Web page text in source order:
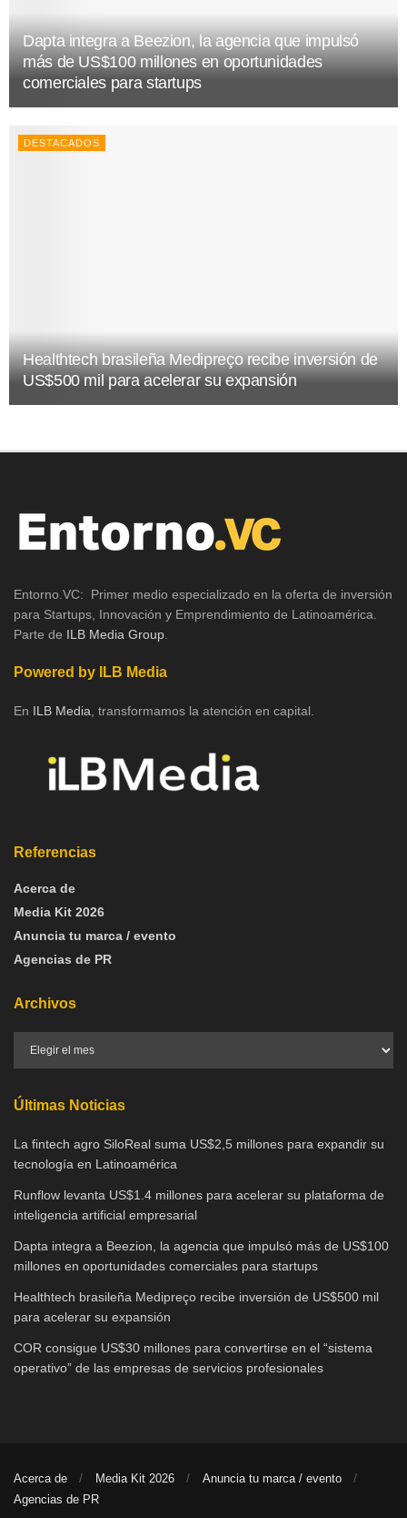
Dapta integra a Beezion, la agencia que impulsó
más de US$100 millones en oportunidades
comerciales para startups
DESTACADOS
Healthtech brasileña Medipreço recibe inversión de
US$500 mil para acelerar su expansión
Entorno.VC: Primer medio especializado en la oferta de inversión
para Startups, Innovación y Emprendimiento de Latinoamérica.
Parte de ILB Media Group
Powered by ILB Media
En ILB Media , transformamos la atención en capital.
Referencias
Acerca de
Media Kit 2026
Anuncia tu marca / evento
Agencias de PR
Archivos
Últimas Noticias
La fintech agro SiloReal suma US$2,5 millones para expandir su
tecnología en Latinoamérica
Runflow levanta US$1.4 millones para acelerar su plataforma de
inteligencia artificial empresarial
Dapta integra a Beezion, la agencia que impulsó más de US$100
millones en oportunidades comerciales para startups
Healthtech brasileña Medipreço recibe inversión de US$500 mil
para acelerar su expansión
COR consigue US$30 millones para convertirse en el “sistema
operativo” de las empresas de servicios profesionales
Acerca de Media Kit 2026
Anuncia tu marca / evento
Agencias de PR